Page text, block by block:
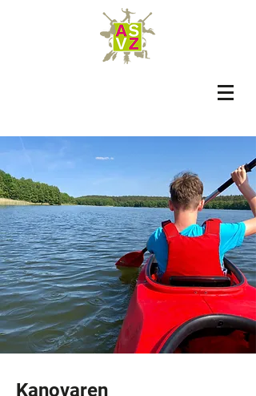
Kanovaren